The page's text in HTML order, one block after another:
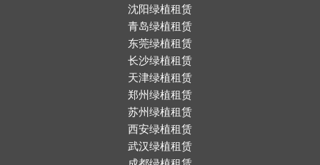
沈阳绿植租赁
青岛绿植租赁
东莞绿植租赁
长沙绿植租赁
天津绿植租赁
郑州绿植租赁
苏州绿植租赁
西安绿植租赁
武汉绿植租赁